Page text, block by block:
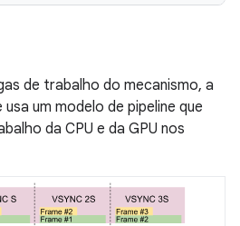
de trabalho do mecanismo, a
um modelo de pipeline que
da CPU e da GPU nos